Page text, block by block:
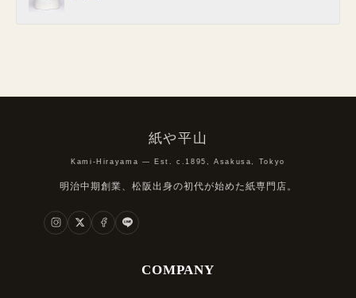
紙や平山
Kami-Hirayama — Est. c.1895, Asakusa, Tokyo
明治中期創業、松阪出身の初代が始めた紙専門店。
COMPANY